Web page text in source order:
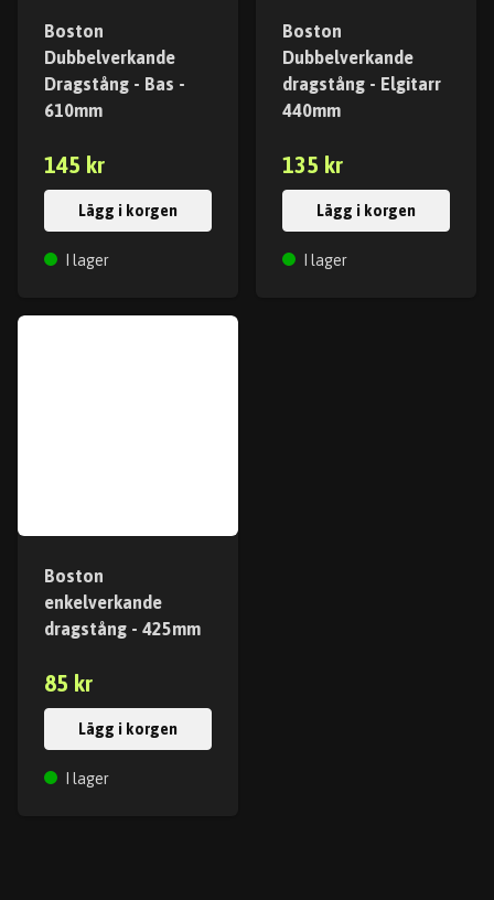
Boston
Dubbelverkande
Dragstång - Bas -
610mm
145 kr
Lägg i korgen
I lager
Boston
Dubbelverkande
dragstång - Elgitarr
440mm
135 kr
Lägg i korgen
I lager
Boston
enkelverkande
dragstång - 425mm
85 kr
Lägg i korgen
I lager